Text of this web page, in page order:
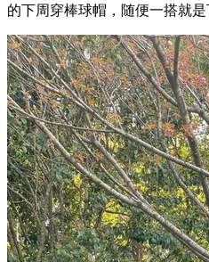
的下周穿棒球帽，随便一搭就是